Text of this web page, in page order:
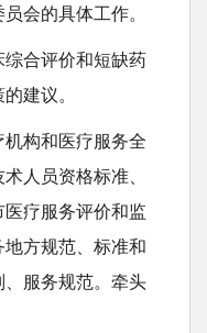
会的具体工作。
综合评价和短缺药
建议。
机构和医疗服务全
人员资格标准、
疗服务评价和监
方规范、标准和
服务规范。牵头